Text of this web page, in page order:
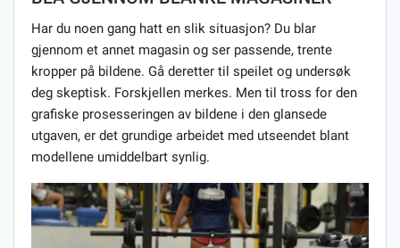
Har du noen gang hatt en slik situasjon? Du blar
gjennom et annet magasin og ser passende, trente
kropper på bildene. Gå deretter til speilet og undersøk
deg skeptisk. Forskjellen merkes. Men til tross for den
grafiske prosesseringen av bildene i den glansede
utgaven, er det grundige arbeidet med utseendet blant
modellene umiddelbart synlig.